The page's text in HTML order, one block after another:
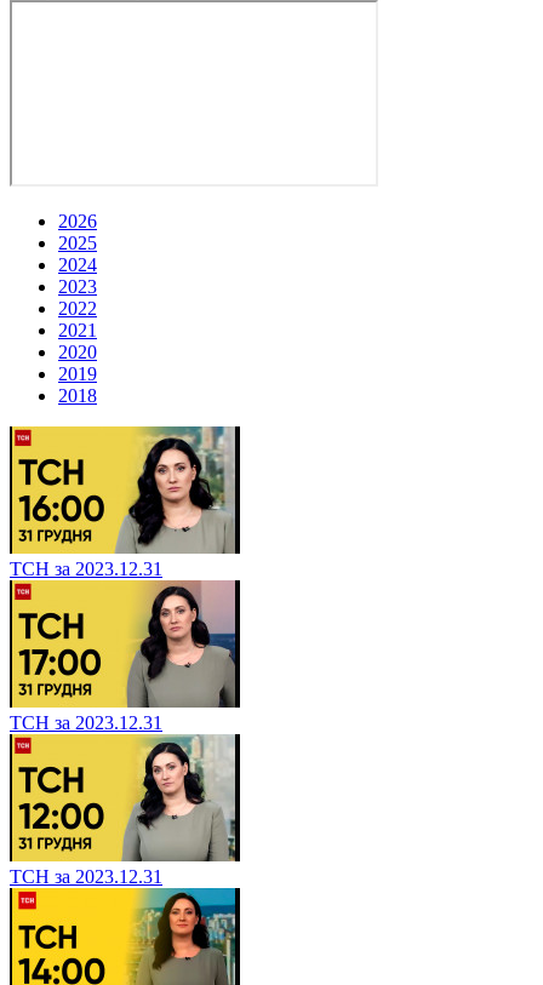
2026
2025
2024
2023
2022
2021
2020
2019
2018
ТСН за 2023.12.31
ТСН за 2023.12.31
ТСН за 2023.12.31